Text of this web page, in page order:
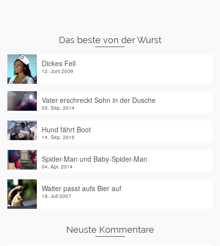
Das beste von der Wurst
Dickes Fell
12. Juni 2009
Vater erschreckt Sohn in der Dusche
03. Sep. 2014
Hund fährt Boot
14. Sep. 2015
Spider-Man und Baby-Spider-Man
04. Apr. 2014
Walter passt aufs Bier auf
18. Juli 2007
Neuste Kommentare